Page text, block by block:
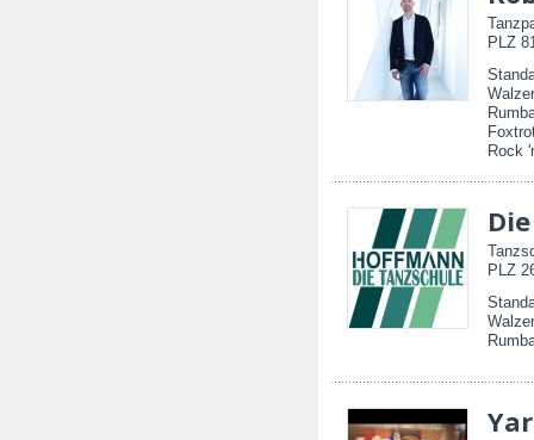
PLZ
Rock
PLZ